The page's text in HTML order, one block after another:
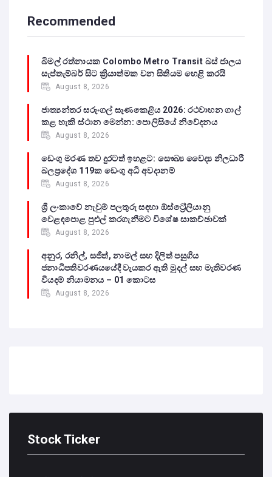
Recommended
බිමල් රත්නායක Colombo Metro Transit බස් ජාලය
සැප්තැම්බර් සිට ක්‍රියාත්මක වන සිතියම හෙළි කරයි
August 8, 2026
ජාත්‍යන්තර සරුංගල් සැණකෙළිය 2026: රථවාහන ගාල්
කළ හැකි ස්ථාන මෙන්න: පොලිසියේ නිවේදනය
August 8, 2026
ඩෙංගු මරණ තව දුරටත් ඉහළට: සෞඛ්‍ය වෛද්‍ය නිලධාරී
බලප්‍රදේශ 119ක ඩෙංගු අධි අවදානම්
August 8, 2026
ශ්‍රී ලංකාවේ නැවුම් පලතුරු සඳහා ඕස්ට්‍රේලියානු
වෙළඳපොළ පුළුල් කරගැනීමට විශේෂ සාකච්ඡාවක්
August 8, 2026
අනුර, රනිල්, සජිත්, නාමල් සහ දිලිත් පසුගිය
ජනාධිපතිවරණයයේදී වැයකර ඇති මුදල් සහ මැතිවරණ
වියදම් නියාමනය – 01 කොටස
August 8, 2026
Stock Ticker